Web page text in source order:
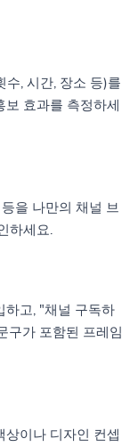
수, 시간, 장소 등)를
효과를 측정하세
을 나만의 채널 브
하세요.
하고, "채널 구독하
구가 포함된 프레임
상이나 디자인 컨셉